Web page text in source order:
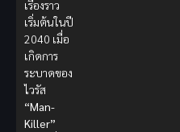
เรื่องราว
เริ่มต้นในปี
2040 เมื่อ
เกิดการ
ระบาดของ
ไวรัส
“Man-
Killer”